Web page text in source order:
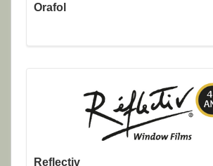
Orafol
Reflectiv